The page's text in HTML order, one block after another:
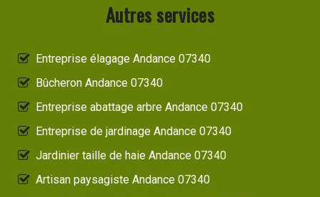
Autres services
Entreprise élagage Andance 07340
Bûcheron Andance 07340
Entreprise abattage arbre Andance 07340
Entreprise de jardinage Andance 07340
Jardinier taille de haie Andance 07340
Artisan paysagiste Andance 07340